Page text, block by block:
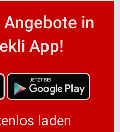
in
App!
laden